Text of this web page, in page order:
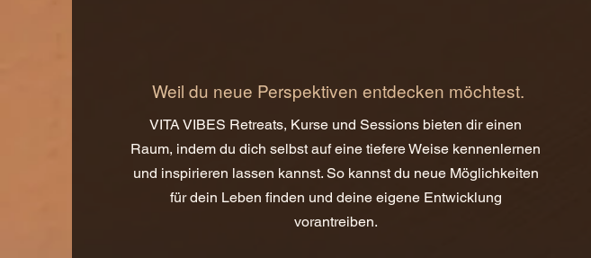
Weil du neue Perspektiven entdecken möchtest.
VITA VIBES Retreats, Kurse und Sessions bieten dir einen
Raum, indem du dich selbst auf eine tiefere Weise kennenlernen
und inspirieren lassen kannst. So kannst du neue Möglichkeiten
für dein Leben finden und deine eigene Entwicklung
vorantreiben.